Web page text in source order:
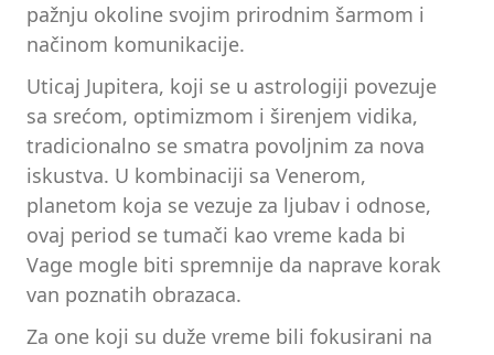
pažnju okoline svojim prirodnim šarmom i
načinom komunikacije.
Uticaj Jupitera, koji se u astrologiji povezuje
sa srećom, optimizmom i širenjem vidika,
tradicionalno se smatra povoljnim za nova
iskustva. U kombinaciji sa Venerom,
planetom koja se vezuje za ljubav i odnose,
ovaj period se tumači kao vreme kada bi
Vage mogle biti spremnije da naprave korak
van poznatih obrazaca.
Za one koji su duže vreme bili fokusirani na